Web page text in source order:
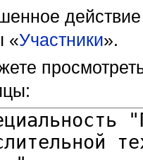
действие
«Участники».